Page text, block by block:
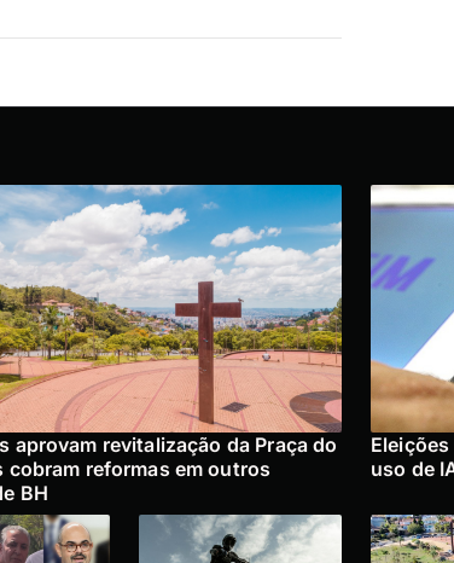
aprovam revitalização da Praça do
cobram reformas em outros
BH
uso de